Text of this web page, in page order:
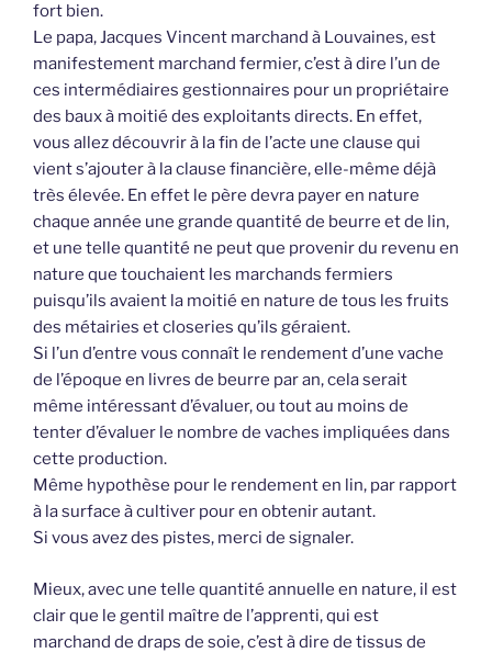
fort bien.
Le papa, Jacques Vincent marchand à Louvaines, est
manifestement marchand fermier, c’est à dire l’un de
ces intermédiaires gestionnaires pour un propriétaire
des baux à moitié des exploitants directs. En effet,
vous allez découvrir à la fin de l’acte une clause qui
vient s’ajouter à la clause financière, elle-même déjà
très élevée. En effet le père devra payer en nature
chaque année une grande quantité de beurre et de lin,
et une telle quantité ne peut que provenir du revenu en
nature que touchaient les marchands fermiers
puisqu’ils avaient la moitié en nature de tous les fruits
des métairies et closeries qu’ils géraient.
Si l’un d’entre vous connaît le rendement d’une vache
de l’époque en livres de beurre par an, cela serait
même intéressant d’évaluer, ou tout au moins de
tenter d’évaluer le nombre de vaches impliquées dans
cette production.
Même hypothèse pour le rendement en lin, par rapport
à la surface à cultiver pour en obtenir autant.
Si vous avez des pistes, merci de signaler.
Mieux, avec une telle quantité annuelle en nature, il est
clair que le gentil maître de l’apprenti, qui est
marchand de draps de soie, c’est à dire de tissus de